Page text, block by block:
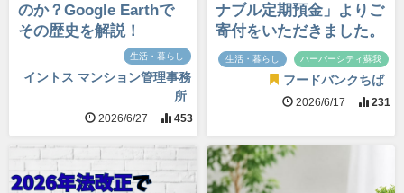
のか？Google Earthで
その歴史を解説！
生活・暮らし
イントス マンション管理事務
所
2026/6/27 453
ナブル定期預金」よりご
寄付をいただきました。
生活・暮らし ハーバーシティ蘇我
フードバンクちば
2026/6/17 231